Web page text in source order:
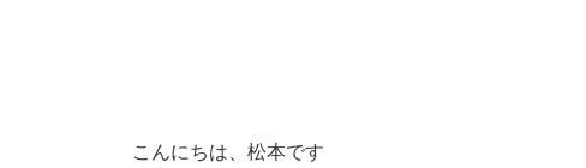
こんにちは、松本です